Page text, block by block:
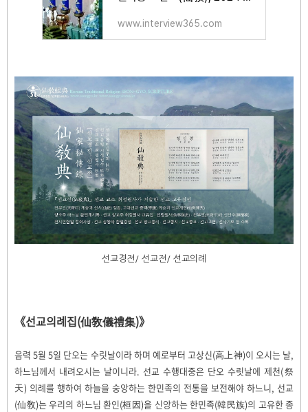
www.interview365.com
선교경전/ 선교전/ 선교의례
《선교의례집(仙敎儀禮集)》
음력 5월 5일 단오는 수릿날이라 하며 예로부터 고상신(高上神)이 오시는 날,
하느님께서 내려오시는 날이니라. 선교 수행대중은 단오 수릿날에 제천(祭
天) 의례를 행하여 하늘을 숭앙하는 한민족의 전통을 보전해야 하느니, 선교
(仙敎)는 우리의 하느님 환인(桓因)을 신앙하는 한민족(韓民族)의 고유한 종